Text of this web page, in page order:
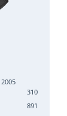
310
891